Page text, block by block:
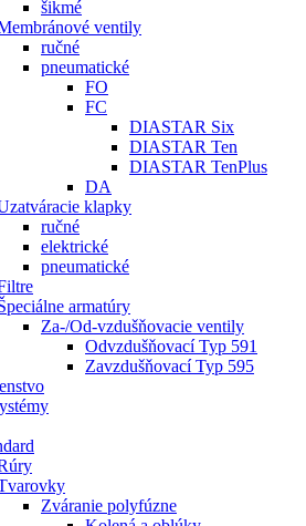
šikmé
ventily
ručné
pneumatické
FO
FC
DIASTAR Six
DIASTAR Ten
DIASTAR TenPlus
DA
klapky
ručné
elektrické
pneumatické
armatúry
Za-/Od-vzdušňovacie ventily
Odvzdušňovací Typ 591
Zavzdušňovací Typ 595
Zváranie polyfúzne